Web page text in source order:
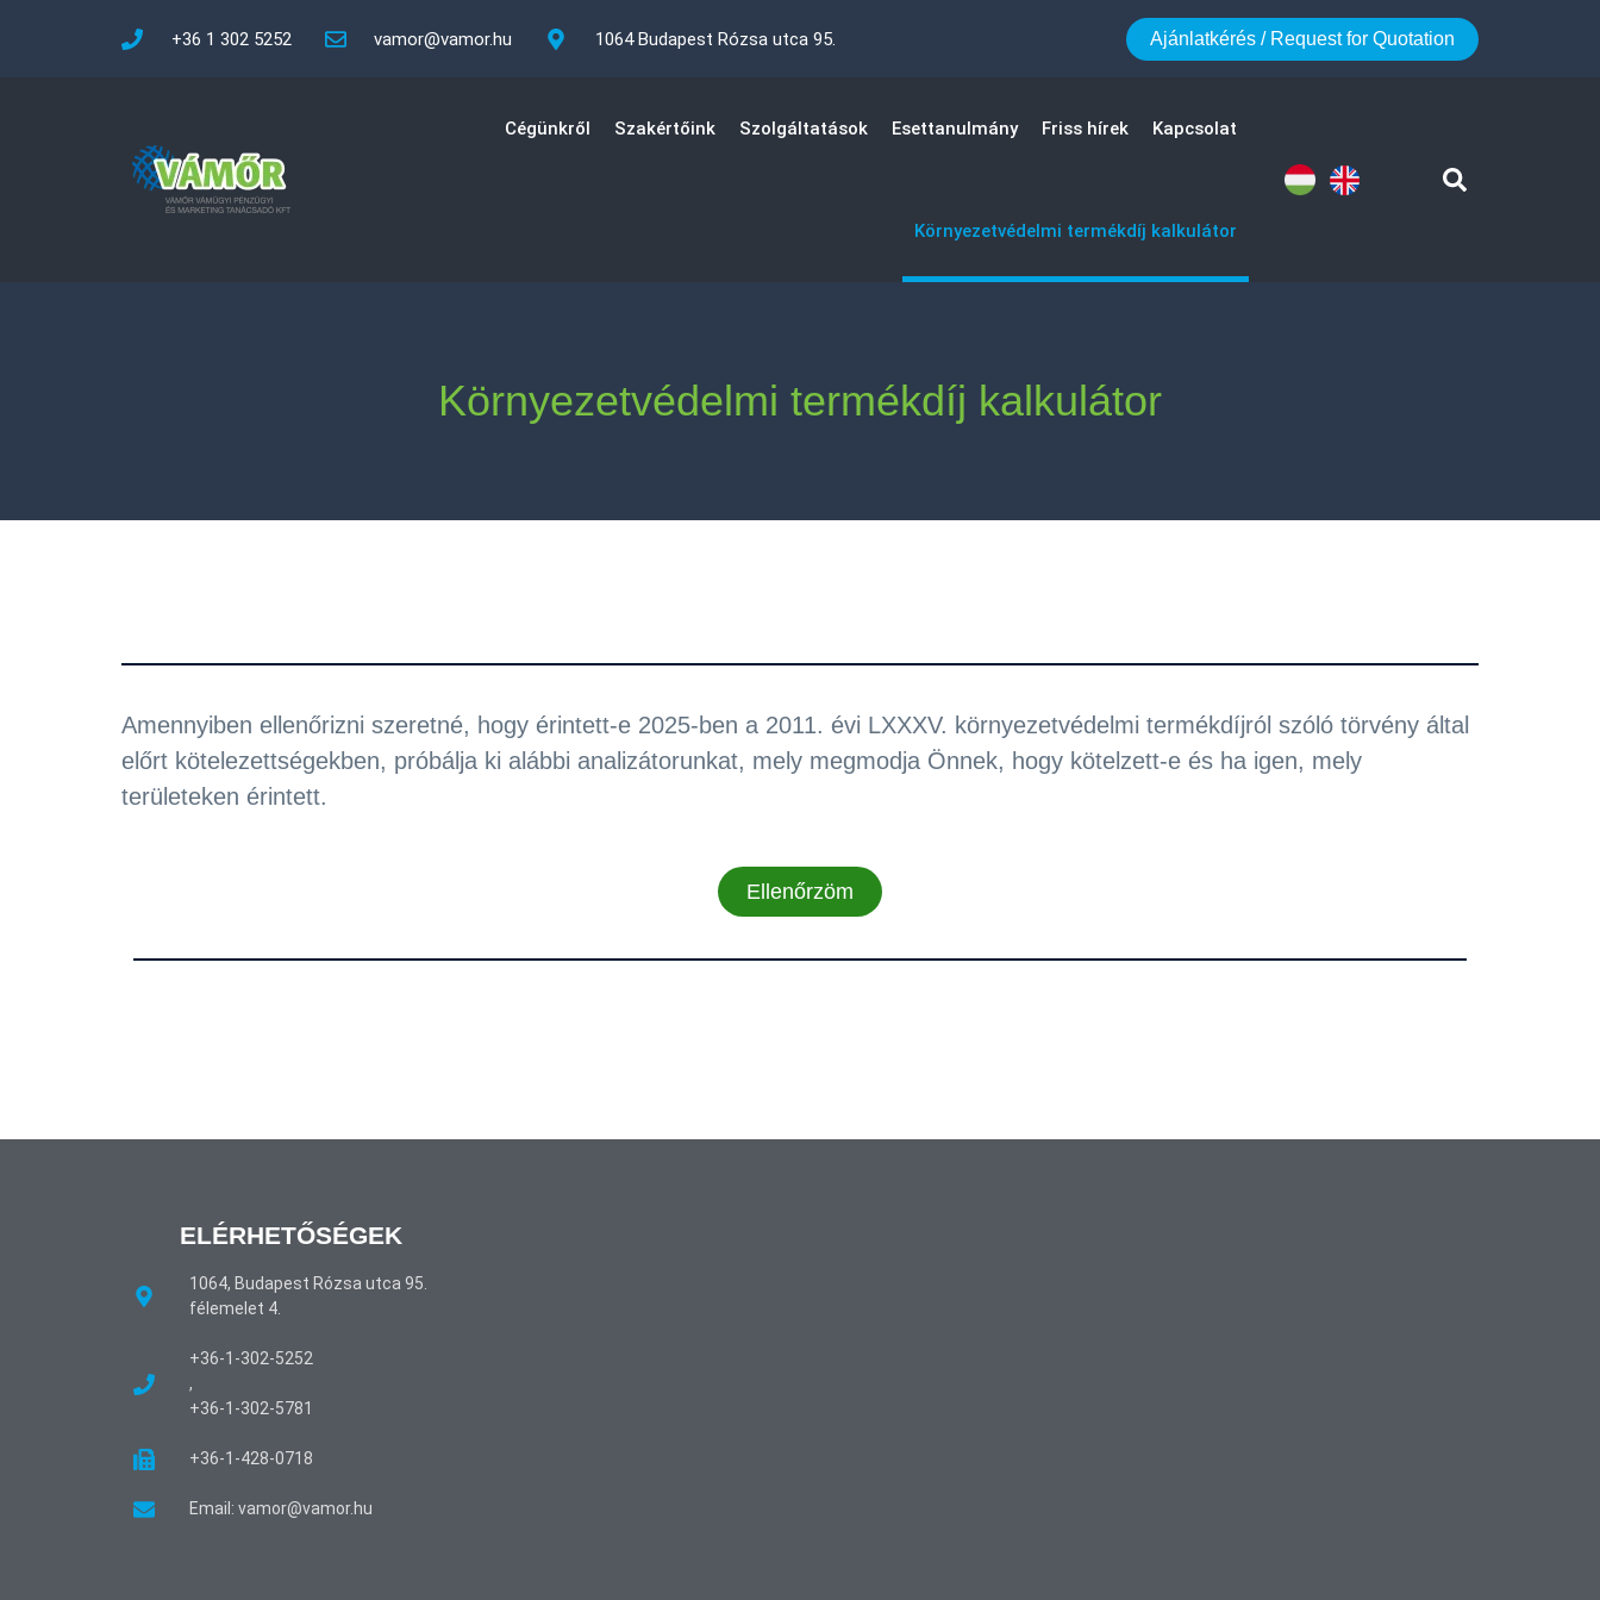
+36 1 302 5252 vamor@vamor.hu 1064 Budapest Rózsa utca 95. Ajánlatkérés / Request for Quotation
Cégünkről Szakértőink Szolgáltatások Esettanulmány Friss hírek Kapcsolat
Környezetvédelmi termékdíj kalkulátor
Környezetvédelmi termékdíj kalkulátor
Amennyiben ellenőrizni szeretné, hogy érintett-e 2025-ben a 2011. évi LXXXV. környezetvédelmi termékdíjról szóló törvény által
előrt kötelezettségekben, próbálja ki alábbi analizátorunkat, mely megmodja Önnek, hogy kötelzett-e és ha igen, mely
területeken érintett.
Ellenőrzöm
ELÉRHETŐSÉGEK
1064, Budapest Rózsa utca 95.
félemelet 4.
+36-1-302-5252
,
+36-1-302-5781
+36-1-428-0718
Email: vamor@vamor.hu